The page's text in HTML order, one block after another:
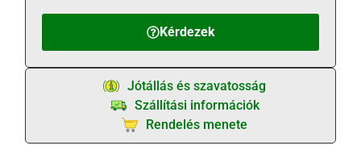
Kérdezek
Jótállás és szavatosság
Szállítási információk
Rendelés menete